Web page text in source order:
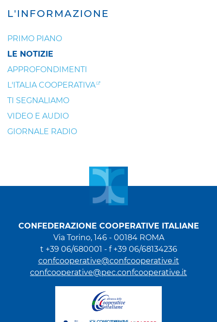
L'INFORMAZIONE
PRIMO PIANO
LE NOTIZIE
APPROFONDIMENTI
L'ITALIA COOPERATIVA
TI SEGNALIAMO
VIDEO E AUDIO
GIORNALE RADIO
CONFEDERAZIONE COOPERATIVE ITALIANE
Via Torino, 146 - 00184 ROMA
t +39 06/680001 - f +39 06/68134236
confcooperative@confcooperative.it
confcooperative@pec.confcooperative.it